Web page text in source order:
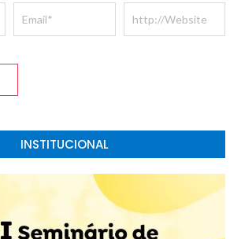
INSTITUCIONAL